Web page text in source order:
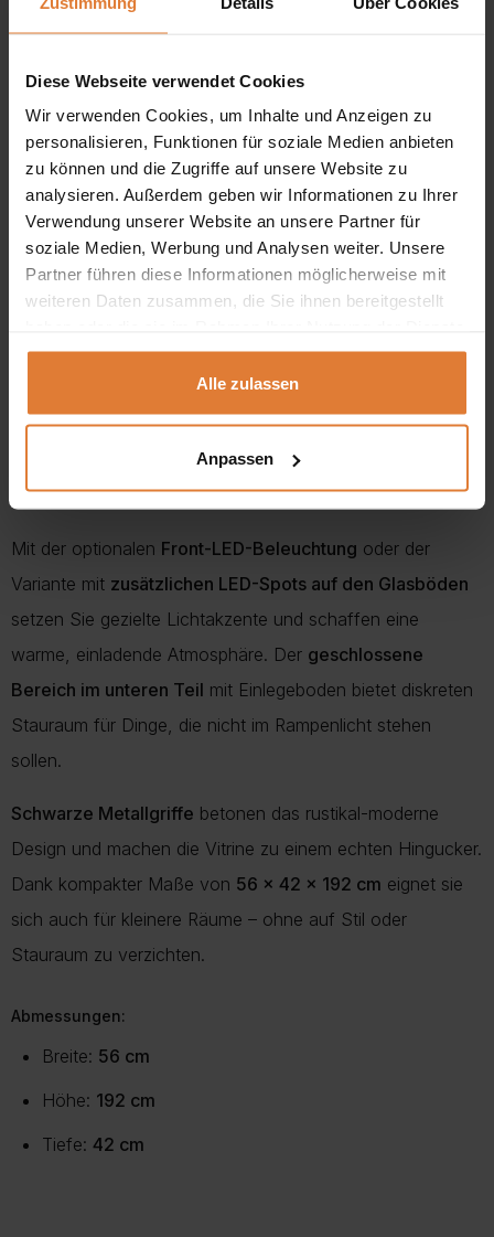
Diese Webseite verwendet Cookies
Wir verwenden Cookies, um Inhalte und Anzeigen zu
personalisieren, Funktionen für soziale Medien anbieten
zu können und die Zugriffe auf unsere Website zu
analysieren. Außerdem geben wir Informationen zu Ihrer
Verwendung unserer Website an unsere Partner für
soziale Medien, Werbung und Analysen weiter. Unsere
Partner führen diese Informationen möglicherweise mit
weiteren Daten zusammen, die Sie ihnen bereitgestellt
gesammelt haben.
Alle zulassen
Anpassen
erhältlich,
Möbeln der Linie,
Erhältlich in drei eleganten Farbvarianten: Helle Esche,
Dunkle Esche und Weiß Kraft,
56 x 42 x 192 cm,
Charmemitdurchdachter Funktionalität– ideal für
stilbewusste Wohnräume. Im oberen Bereich laden
Glaseinlegebödenhinter der transparenten Tür dazu ein,
Lieblingsstücke, Gläser oder Dekoration
präsentieren.
Mit der optionalen Front-LED-Beleuchtung oder der
Variante mit zusätzlichen LED-Spots auf den Glasböden
setzen Sie gezielte Lichtakzente und schaffen eine
warme, einladende Atmosphäre. Der geschlossene
Bereich im unteren Teil mit Einlegeboden bietet diskreten
Stauraum für Dinge, die nicht im Rampenlicht stehen
sollen.
Schwarze Metallgriffe betonen das rustikal-moderne
Design und machen die Vitrine zu einem echten Hingucker.
Dank kompakter Maße von 56 x 42 x 192 cm eignet sie
sich auch für kleinere Räume – ohne auf Stil oder
Stauraum zu verzichten.
Abmessungen:
Breite: 56 cm
Höhe: 192 cm
Tiefe: 42 cm